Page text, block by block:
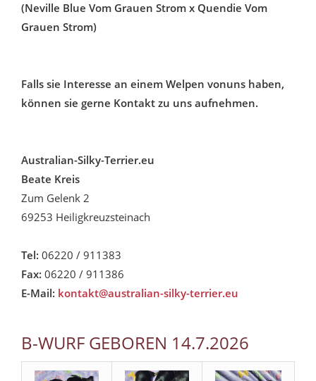
(Neville Blue Vom Grauen Strom x Quendie Vom
Grauen Strom)
Falls sie Interesse an einem Welpen vonuns haben,
können sie gerne Kontakt zu uns aufnehmen.
Australian-Silky-Terrier.eu
Beate Kreis
Zum Gelenk 2
69253 Heiligkreuzsteinach
Tel: 06220 / 911383
Fax: 06220 / 911386
E-Mail: kontakt@australian-silky-terrier.eu
B-WURF GEBOREN 14.7.2026